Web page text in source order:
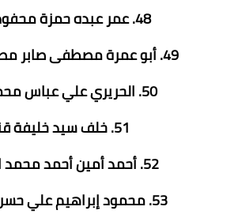
48. عمر عبده حمزة محفوظ قنا
49. أبو عمرة مصطفى صابر مصطفى قنا
50. الحريري علي عباس محمد قنا
51. خلف سيد خليفة قنا
52. أحمد أمين أحمد محمد الأقصر
53. محمود إبراهيم علي حسن أسوان